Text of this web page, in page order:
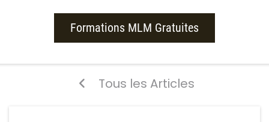
Formations MLM Gratuites
Tous les Articles